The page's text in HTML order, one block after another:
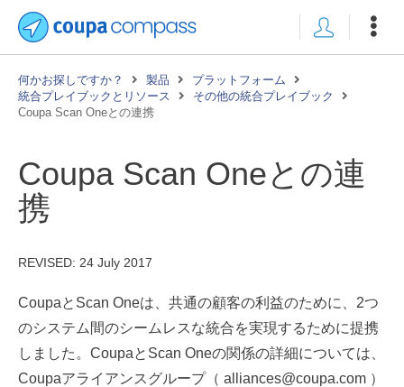
何かお探しですか？ 製品
プラットフォーム
統合プレイブックとリソース
その他の統合プレイブック
Coupa Scan Oneとの連携
Coupa Scan Oneとの連
携
REVISED: 24 July 2017
CoupaとScan Oneは、共通の顧客の利益のために、2つ
のシステム間のシームレスな統合を実現するために提携
しました。CoupaとScan Oneの関係の詳細については、
Coupaアライアンスグループ（ alliances@coupa.com ）